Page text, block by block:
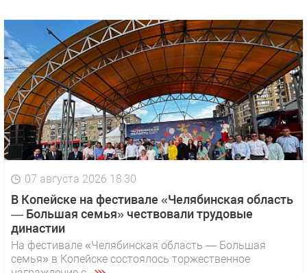
07 августа 2026 18:30
В Копейске на фестивале «Челябинская область
— Большая семья» чествовали трудовые
династии
На фестивале «Челябинская область — Большая
семья» в Копейске состоялось торжественное